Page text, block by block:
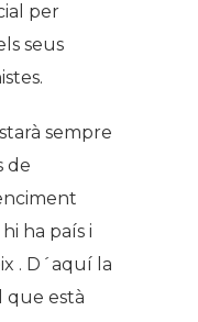
per
seus
sempre
de
ha país i
. D´aquí la
que està